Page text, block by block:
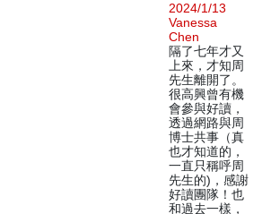
2024/1/13
Vanessa
Chen
隔了七年才又
上來，才知周
先生離開了。
很高興曾有機
會參與好讀，
透過網路與周
博士共事（真
也才知道的，
一直只稱呼周
先生的)，感謝
好讀團隊！也
和過去一樣，